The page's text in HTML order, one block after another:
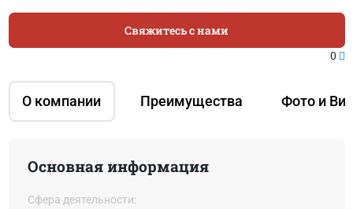
О компании Преимущества Фото и
Свяжитесь с нами
0
Основная информация
Сфера деятельности: